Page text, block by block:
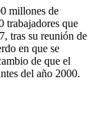
millones de
trabajadores que
tras su reunión de
en que se
de que el
del año 2000.